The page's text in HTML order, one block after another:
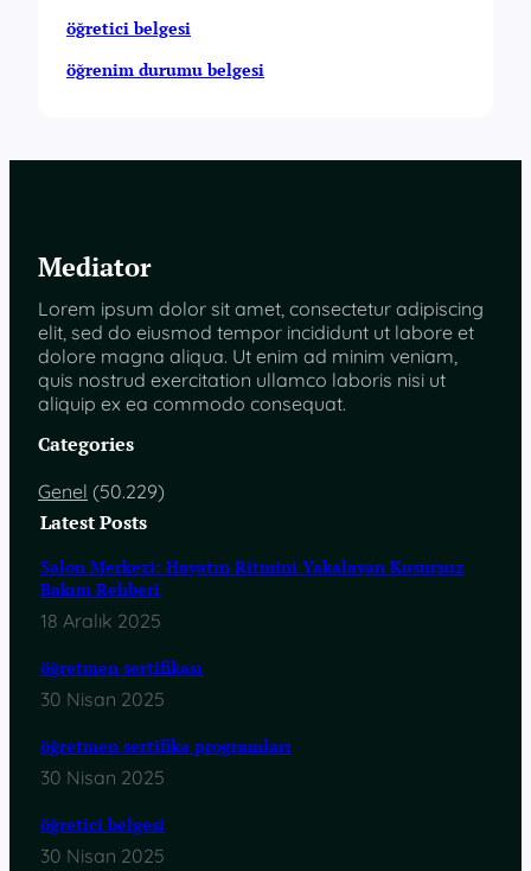
öğretici belgesi
öğrenim durumu belgesi
Mediator
Lorem ipsum dolor sit amet, consectetur adipiscing
elit, sed do eiusmod tempor incididunt ut labore et
dolore magna aliqua. Ut enim ad minim veniam,
quis nostrud exercitation ullamco laboris nisi ut
aliquip ex ea commodo consequat.
Categories
Genel (50.229)
Latest Posts
Salon Merkezi: Hayatın Ritmini Yakalayan Kusursuz
Bakım Rehberi
18 Aralık 2025
öğretmen sertifikası
30 Nisan 2025
öğretmen sertifika programları
30 Nisan 2025
öğretici belgesi
30 Nisan 2025